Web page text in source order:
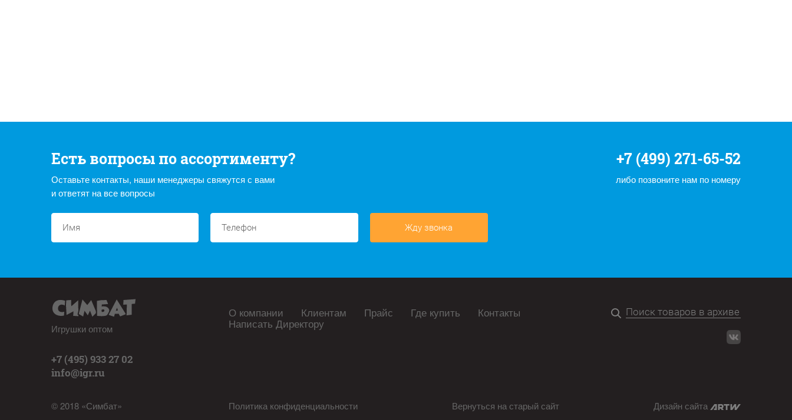
Есть вопросы по ассортименту?
Оставьте контакты, наши менеджеры свяжутся с вами
и ответят на все вопросы
+7 (499) 271-65-52
либо позвоните нам по номеру
Жду звонка
Игрушки оптом
+7 (495) 933 27 02
info@igr.ru
© 2018 «Симбат»
О компании Клиентам Прайс Где купить Контакты
Написать Директору
Политика конфиденциальности Вернуться на старый сайт Дизайн сайта